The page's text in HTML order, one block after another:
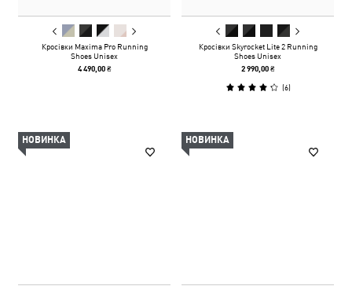
Кросівки Maxima Pro Running
Shoes Unisex
4 490,00 ₴
Кросівки Skyrocket Lite 2 Running
Shoes Unisex
2 990,00 ₴
(6)
НОВИНКА НОВИНКА